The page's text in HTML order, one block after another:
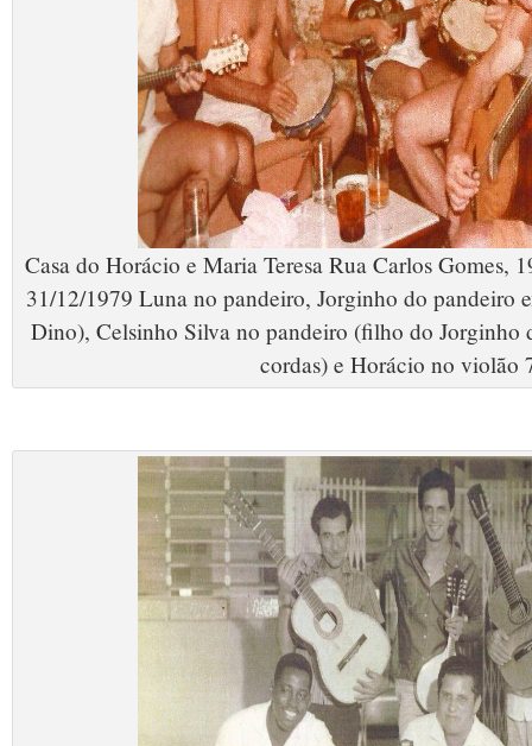
Casa do Horácio e Maria Teresa Rua Carlos Gomes,
31/12/1979 Luna no pandeiro, Jorginho do pandeiro
Dino), Celsinho Silva no pandeiro (filho do Jorginho
cordas) e Horácio no violão